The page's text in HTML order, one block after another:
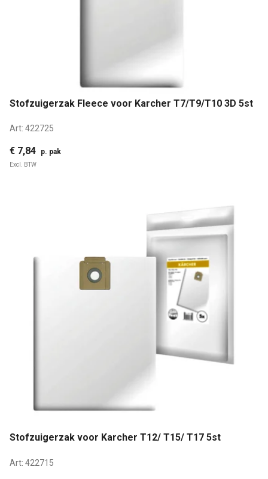
Stofzuigerzak Fleece voor Karcher T7/T9/T10 3D 5st
Art: 422725
€ 7,84 p. pak
Excl. BTW
Stofzuigerzak voor Karcher T12/ T15/ T17 5st
Art: 422715